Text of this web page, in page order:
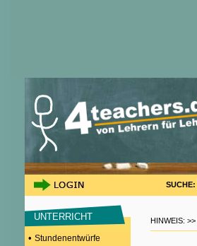
SUCHE:
UNTERRICHT
• Stundenentwürfe
HINWEIS: >>